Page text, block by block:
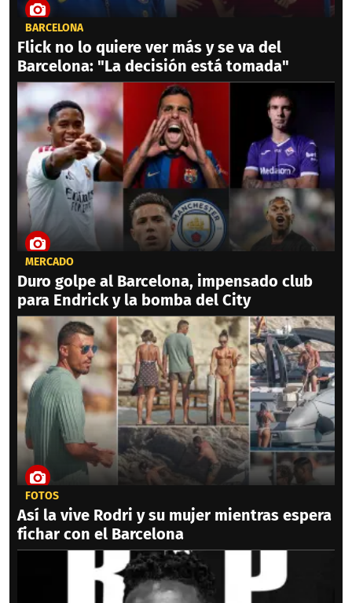
BARCELONA
Flick no lo quiere ver más y se va del
Barcelona: "La decisión está tomada"
MERCADO
Duro golpe al Barcelona, impensado club
para Endrick y la bomba del City
FOTOS
Así la vive Rodri y su mujer mientras espera
fichar con el Barcelona